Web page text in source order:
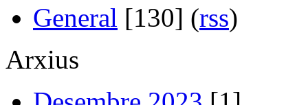
General [130] (rss)
Arxius